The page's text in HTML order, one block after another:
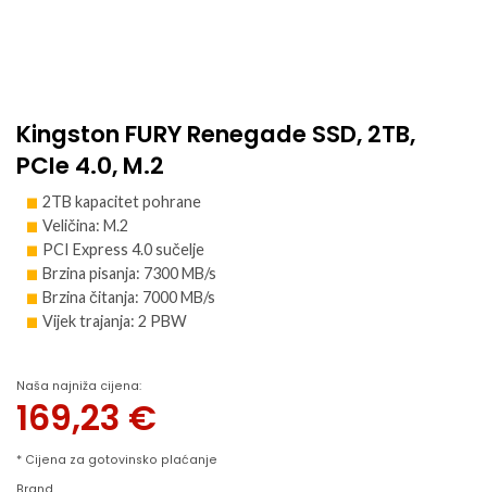
Kingston FURY Renegade SSD, 2TB,
PCIe 4.0, M.2
2TB kapacitet pohrane
Veličina: M.2
PCI Express 4.0 sučelje
Brzina pisanja: 7300 MB/s
Brzina čitanja: 7000 MB/s
Vijek trajanja: 2 PBW
Naša najniža cijena:
169,23 €
* Cijena za gotovinsko plaćanje